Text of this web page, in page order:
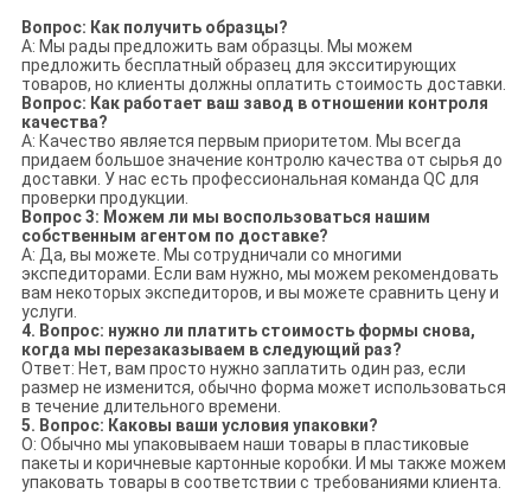
Вопрос: Как получить образцы?
A: Мы рады предложить вам образцы. Мы можем
предложить бесплатный образец для эксситирующих
товаров, но клиенты должны оплатить стоимость доставки.
Вопрос: Как работает ваш завод в отношении контроля
качества?
A: Качество является первым приоритетом. Мы всегда
придаем большое значение контролю качества от сырья до
доставки. У нас есть профессиональная команда QC для
проверки продукции.
Вопрос 3: Можем ли мы воспользоваться нашим
собственным агентом по доставке?
A: Да, вы можете. Мы сотрудничали со многими
экспедиторами. Если вам нужно, мы можем рекомендовать
вам некоторых экспедиторов, и вы можете сравнить цену и
услуги.
4. Вопрос: нужно ли платить стоимость формы снова,
когда мы перезаказываем в следующий раз?
Ответ: Нет, вам просто нужно заплатить один раз, если
размер не изменится, обычно форма может использоваться
в течение длительного времени.
5. Вопрос: Каковы ваши условия упаковки?
О: Обычно мы упаковываем наши товары в пластиковые
пакеты и коричневые картонные коробки. И мы также можем
упаковать товары в соответствии с требованиями клиента.